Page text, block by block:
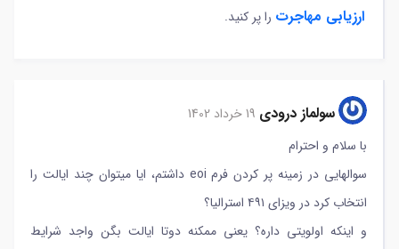
ارزیابی مهاجرت را پر کنید.
سولماز درودی 19 خرداد 1402
با سلام و احترام
سوالهایی در زمینه پر کردن فرم eoi داشتم، ایا میتوان چند ایالت را
انتخاب کرد در ویزای ۴۹۱ استرالیا؟
و اینکه اولویتی داره؟ یعنی ممکنه دوتا ایالت بگن واجد شرایط